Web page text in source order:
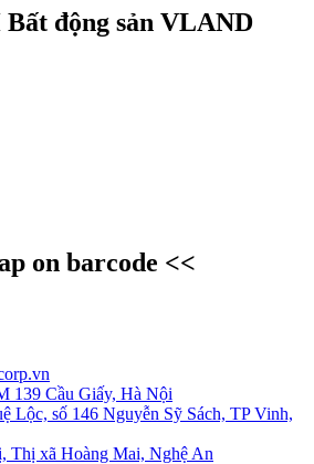
động sản VLAND
on barcode <<
139 Cầu Giấy, Hà Nội
Lộc, số 146 Nguyễn Sỹ Sách, TP Vinh,
Thị xã Hoàng Mai, Nghệ An